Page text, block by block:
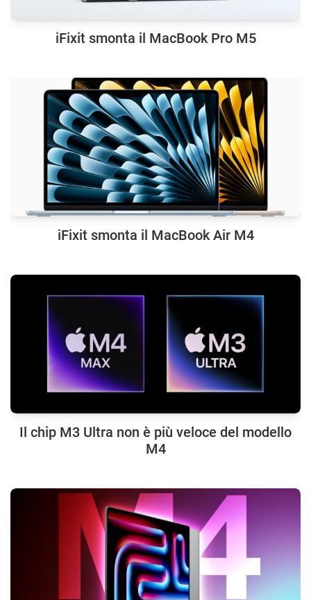
iFixit smonta il MacBook Pro M5
iFixit smonta il MacBook Air M4
Il chip M3 Ultra non è più veloce del modello
M4